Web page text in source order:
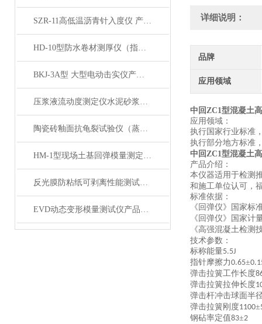
SZR-11高低温沥青针入度仪 产品展示
HD-10型防水卷材测厚仪（指针型）展示
BKJ-3A型 大型电动击实仪产品展示
压浆液流动度测定仪水泥砂浆稠度测定仪产品展示
陶瓷砖釉面抗龟裂试验仪（蒸压釜）技术参数
HM-1型现场土基回弹模量测定仪产品简介
反光膜防粘纸可剥离性能测试仪产品展示
EVD动态变形模量测试仪产品展示
详细说明：
品牌
应用领域
中回ZC1型混凝土
应用领域：
执行国家行业标准
执行部分地方标准
中回ZC1型混凝土
产品介绍：
本仪器适用于检测
和施工单位认可，
标准依据：
《回弹仪》国家标
《回弹仪》国家计
《高强混凝土检测
技术参数：
标称能量5.5J
指针摩擦力0.65±
弹击拉簧工作长度
弹击拉簧拉伸长度
弹击杆冲击球面半
弹击拉簧刚度1100±
钢砧率定值83±2